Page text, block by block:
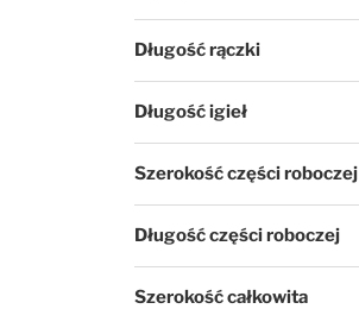
Długość rączki
Długość igieł
Szerokość części roboczej
Długość części roboczej
Szerokość całkowita